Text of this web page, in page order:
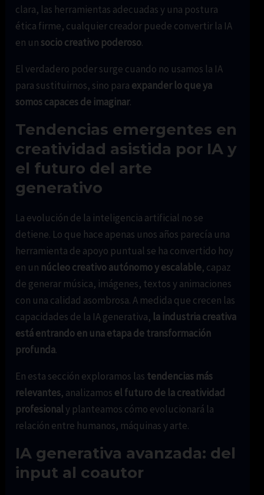
clara, las herramientas adecuadas y una postura
ética firme, cualquier creador puede convertir la IA
en unsocio creativo poderoso.
El verdadero poder surge cuando no usamos la IA
para sustituirnos, sino para expander lo que ya
somos capaces de imaginar.
Tendencias emergentes en
creatividad asistida por IA y
el futuro del arte
generativo
La evolución de la inteligencia artificial no se
detiene. Lo que hace apenas unos años parecía una
herramienta de apoyo puntual se ha convertido hoy
en un núcleo creativo autónomo y escalable, capaz
de generar música, imágenes, textos y animaciones
con una calidad asombrosa. A medida que crecen las
capacidades de la IA generativa, la industria creativa
está entrando en una etapa de transformación
profunda.
En esta sección exploramos las tendencias más
relevantes, analizamos el futuro de la creatividad
profesionaly planteamos cómo evolucionará la
relación entre humanos, máquinas y arte.
IA generativa avanzada: del
input al coautor